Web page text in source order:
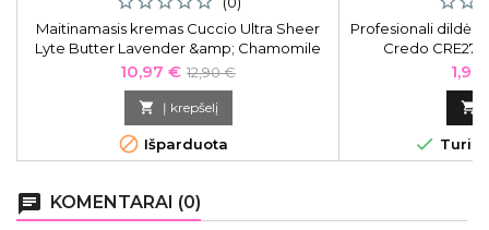
Maitinamasis kremas Cuccio Ultra Sheer
Lyte Butter Lavender &amp; Chamomile
3220 CNSC2075, tinka rankoms, pėdoms ir
kūnui, 237 ml
Kaina
10,97 € Bazinė
kaina
12,90 €
 Į krepšelį
 Išparduota
Profesionali dildė
Credo
1,98


chat KOMENTARAI (0)